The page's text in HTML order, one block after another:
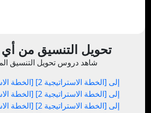
تحويل التنسيق من
شاهد دروس تحويل التنسيق
[الخطة الاستراتيجية 1] إلى [الخطة الاستراتيجية 2]
[الخطة الاستراتيجية 1] إلى [الخطة الاستراتيجية 2]
[الخطة الاستراتيجية 1] إلى [الخطة الاستراتيجية 2]